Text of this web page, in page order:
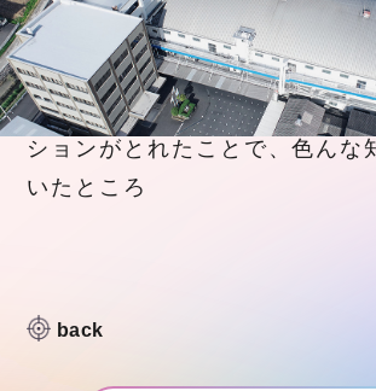
2024.02.06 入社してから成長で
所属部署以外でも関心を持って
ションがとれたことで、色んな
いたところ
back